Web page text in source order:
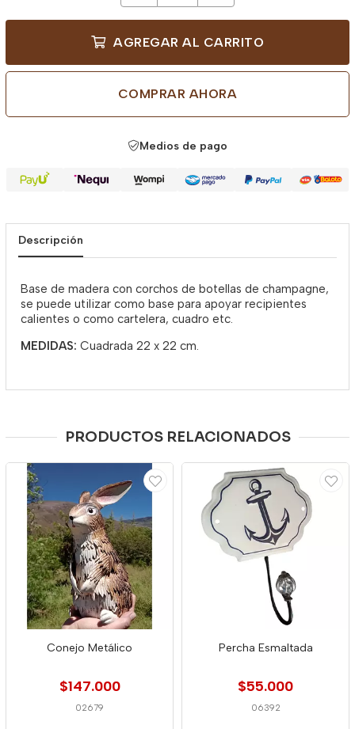
AGREGAR AL CARRITO
COMPRAR AHORA
Medios de pago
Descripción
Base de madera con corchos de botellas de champagne,
se puede utilizar como base para apoyar recipientes
calientes o como cartelera, cuadro etc.
MEDIDAS: Cuadrada 22 x 22 cm.
PRODUCTOS RELACIONADOS
Conejo Metálico
$147.000
02679
Percha Esmaltada
$55.000
06392